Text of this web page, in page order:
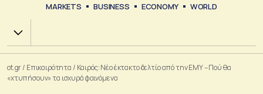
MARKETS BUSINESS ECONOMY WORLD
Χ.Α.
ot.gr/ Επικαιρότητα / Καιρός: Νέο έκτακτο δελτίο από την ΕΜΥ – Πού θα
«χτυπήσουν» τα ισχυρά φαινόμενα